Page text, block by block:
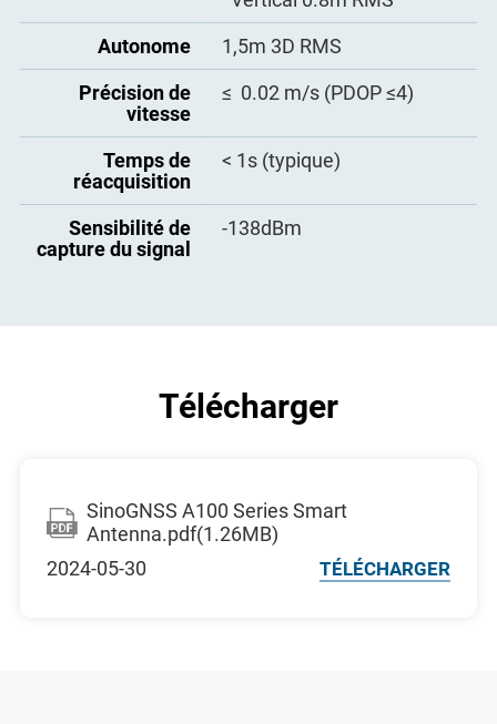
Autonome
1,5m 3D RMS
Précision de
vitesse
≤ 0.02 m/s (PDOP ≤4)
Temps de
réacquisition
< 1s (typique)
Sensibilité de
capture du signal
-138dBm
Télécharger
SinoGNSS A100 Series Smart
Antenna.pdf(1.26MB)
2024-05-30
TÉLÉCHARGER